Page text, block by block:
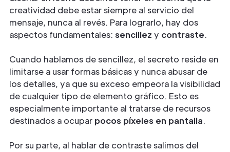
creatividad debe estar siempre al servicio del
mensaje, nunca al revés. Para lograrlo, hay dos
aspectos fundamentales: sencillez y contraste.
Cuando hablamos de sencillez, el secreto reside en
limitarse a usar formas básicas y nunca abusar de
los detalles, ya que su exceso empeora la visibilidad
de cualquier tipo de elemento gráfico. Esto es
especialmente importante al tratarse de recursos
destinados a ocupar pocos píxeles en pantalla.
Por su parte, al hablar de contraste salimos del